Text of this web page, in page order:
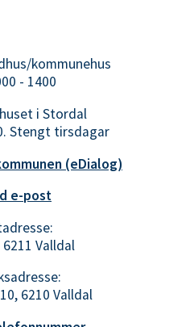
kommunehus
- 1400
i Stordal
Stengt tirsdagar
(eDialog)
e-post
6211 Valldal
6210 Valldal